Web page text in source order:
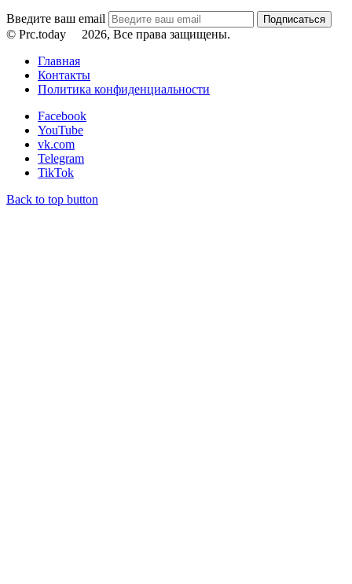
Введите ваш email
© Prc.today
2026, Все права защищены.
Главная
Контакты
Политика конфиденциальности
Facebook
YouTube
vk.com
Telegram
TikTok
Back to top button